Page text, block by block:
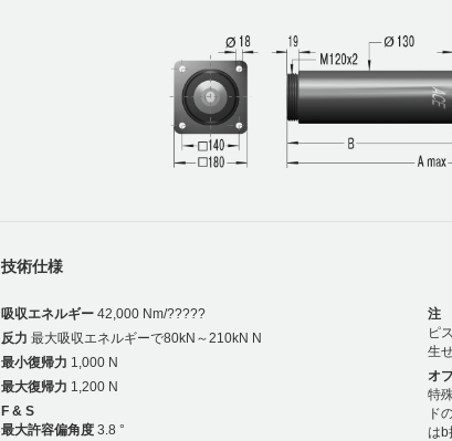
技術仕様
吸収エネルギー 42,000 Nm/?????
反力 最大吸収エネルギーで80kN～210kN N
最小復帰力 1,000 N
最大復帰力 1,200 N
F & S
最大許容偏角度 3.8 °
注
ピ
生
オ
特
ド
はb